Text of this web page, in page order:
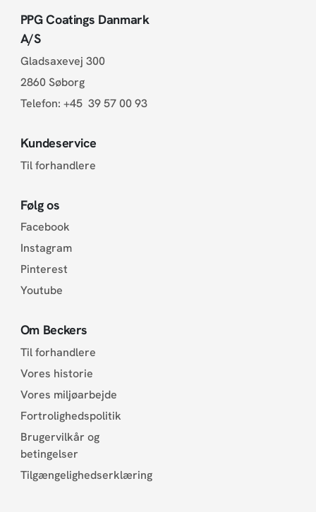
PPG Coatings Danmark
A/S
Gladsaxevej 300
2860 Søborg
Telefon: +45 39 57 00 93
Kundeservice
Til forhandlere
Følg os
Facebook
Instagram
Pinterest
Youtube
Om Beckers
Til forhandlere
Vores historie
Vores miljøarbejde
Fortrolighedspolitik
Brugervilkår og
betingelser
Tilgængelighedserklæring